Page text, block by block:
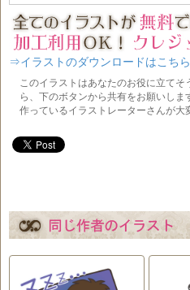
⇒イラストのダウンロードはこちら